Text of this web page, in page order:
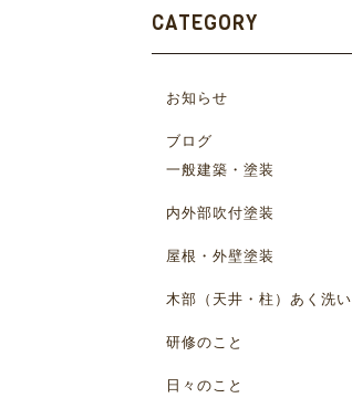
CATEGORY
お知らせ
ブログ
一般建築・塗装
内外部吹付塗装
屋根・外壁塗装
木部（天井・柱）あく洗い
研修のこと
日々のこと